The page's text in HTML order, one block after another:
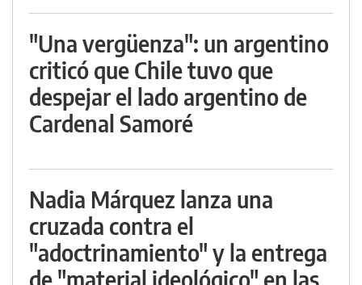
"Una vergüenza": un argentino
criticó que Chile tuvo que
despejar el lado argentino de
Cardenal Samoré
Nadia Márquez lanza una
cruzada contra el
"adoctrinamiento" y la entrega
de "material ideológico" en las